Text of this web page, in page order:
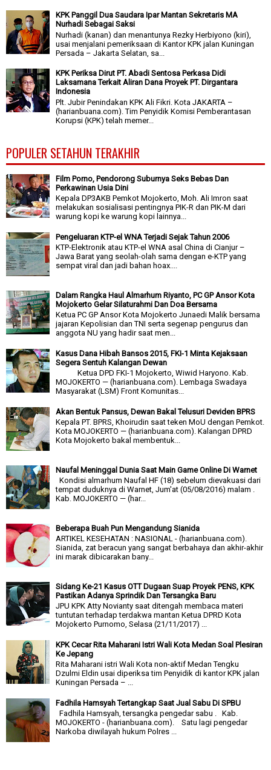
KPK Panggil Dua Saudara Ipar Mantan Sekretaris MA
Nurhadi Sebagai Saksi
Nurhadi (kanan) dan menantunya Rezky Herbiyono (kiri),
usai menjalani pemeriksaan di Kantor KPK jalan Kuningan
Persada – Jakarta Selatan, sa...
KPK Periksa Dirut PT. Abadi Sentosa Perkasa Didi
Laksamana Terkait Aliran Dana Proyek PT. Dirgantara
Indonesia
Plt. Jubir Penindakan KPK Ali Fikri. Kota JAKARTA –
(harianbuana.com). Tim Penyidik Komisi Pemberantasan
Korupsi (KPK) telah memer...
POPULER SETAHUN TERAKHIR
Film Porno, Pendorong Suburnya Seks Bebas Dan
Perkawinan Usia Dini
Kepala DP3AKB Pemkot Mojokerto, Moh. Ali Imron saat
melakukan sosialisasi pentingnya PIK-R dan PIK-M dari
warung kopi ke warung kopi lainnya...
Pengeluaran KTP-el WNA Terjadi Sejak Tahun 2006
KTP-Elektronik atau KTP-el WNA asal China di Cianjur –
Jawa Barat yang seolah-olah sama dengan e-KTP yang
sempat viral dan jadi bahan hoax....
Dalam Rangka Haul Almarhum Riyanto, PC GP Ansor Kota
Mojokerto Gelar Silaturahmi Dan Doa Bersama
Ketua PC GP Ansor Kota Mojokerto Junaedi Malik bersama
jajaran Kepolisian dan TNI serta segenap pengurus dan
anggota NU yang hadir saat men...
Kasus Dana Hibah Bansos 2015, FKI-1 Minta Kejaksaan
Segera Sentuh Kalangan Dewan
Ketua DPD FKI-1 Mojokerto, Wiwid Haryono. Kab.
MOJOKERTO — (harianbuana.com). Lembaga Swadaya
Masyarakat (LSM) Front Komunitas...
Akan Bentuk Pansus, Dewan Bakal Telusuri Deviden BPRS
Kepala PT. BPRS, Khoirudin saat teken MoU dengan Pemkot.
Kota MOJOKERTO — (harianbuana.com). Kalangan DPRD
Kota Mojokerto bakal membentuk...
Naufal Meninggal Dunia Saat Main Game Online Di Warnet
Kondisi almarhum Naufal HF (18) sebelum dievakuasi dari
tempat duduknya di Warnet, Jum'at (05/08/2016) malam .
Kab. MOJOKERTO — (har...
Beberapa Buah Pun Mengandung Sianida
ARTIKEL KESEHATAN : NASIONAL - (harianbuana.com).
Sianida, zat beracun yang sangat berbahaya dan akhir-akhir
ini marak dibicarakan bany...
Sidang Ke-21 Kasus OTT Dugaan Suap Proyek PENS, KPK
Pastikan Adanya Sprindik Dan Tersangka Baru
JPU KPK Atty Novianty saat ditengah membaca materi
tuntutan terhadap terdakwa mantan Ketua DPRD Kota
Mojokerto Purnomo, Selasa (21/11/2017) ...
KPK Cecar Rita Maharani Istri Wali Kota Medan Soal Plesiran
Ke Jepang
Rita Maharani istri Wali Kota non-aktif Medan Tengku
Dzulmi Eldin usai diperiksa tim Penyidik di kantor KPK jalan
Kuningan Persada – ...
Fadhila Hamsyah Tertangkap Saat Jual Sabu Di SPBU
Fadhila Hamsyah, tersangka pengedar sabu . Kab.
MOJOKERTO - (harianbuana.com). Satu lagi pengedar
Narkoba diwilayah hukum Polres ...